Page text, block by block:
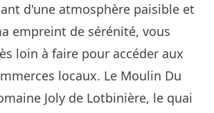
d'une atmosphère paisible et
empreint de sérénité, vous
loin à faire pour accéder aux
locaux. Le Moulin Du
Joly de Lotbinière, le quai